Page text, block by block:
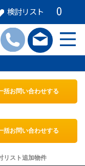
検討リスト 0
括お問い合わせする
括お問い合わせする
リスト追加物件